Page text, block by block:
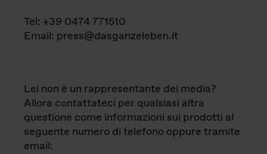
Tel: +39 0474 771510
Email: press@dasganzeleben.it
Lei non è un rappresentante dei media?
Allora contattateci per qualsiasi altra
questione come informazioni sui prodotti al
seguente numero di telefono oppure tramite
email: